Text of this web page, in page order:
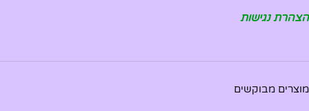
הצהרת נגישות
מוצרים מבוקשים